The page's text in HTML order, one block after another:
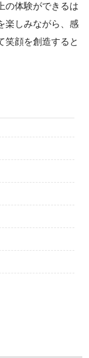
の体験ができるは
楽しみながら、感
笑顔を創造すると